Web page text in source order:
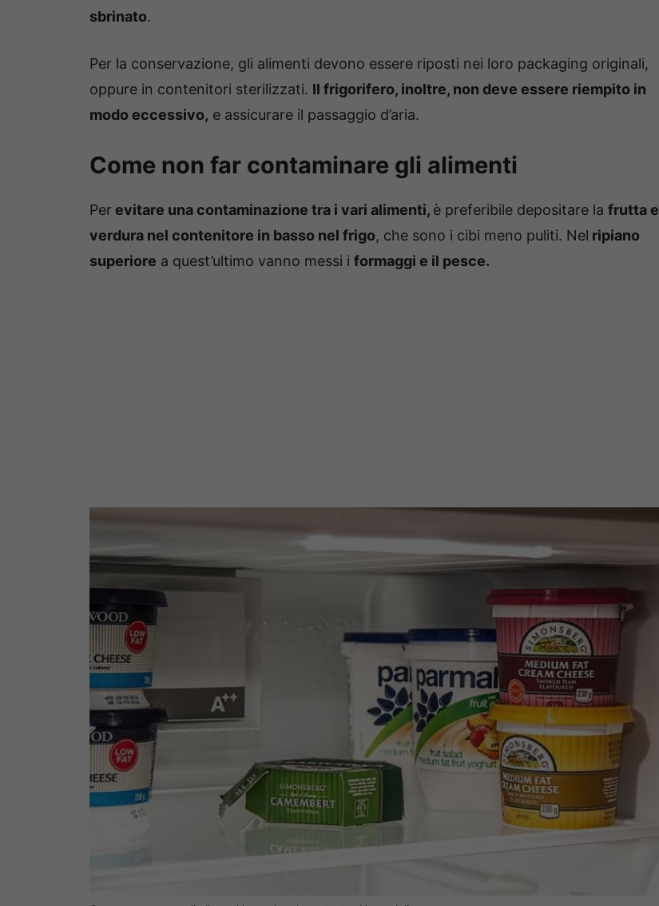
sbrinato.
Per la conservazione, gli alimenti devono essere riposti nei loro packaging originali,
oppure in contenitori sterilizzati. Il frigorifero, inoltre, non deve essere riempito in
modo eccessivo, e assicurare il passaggio d’aria.
Come non far contaminare gli alimenti
Per evitare una contaminazione tra i vari alimenti, è preferibile depositare la frutta e
verdura nel contenitore in basso nel frigo, che sono i cibi meno puliti. Nel ripiano
superiore a quest’ultimo vanno messi i formaggi e il pesce.